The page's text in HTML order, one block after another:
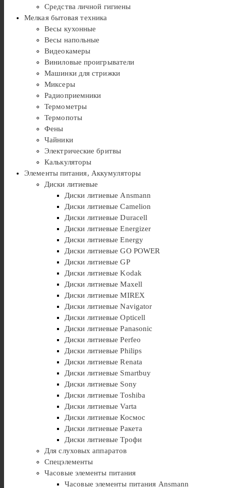
Средства личной гигиены
Мелкая бытовая техника
Весы кухонные
Весы напольные
Видеокамеры
Виниловые проигрыватели
Машинки для стрижки
Миксеры
Радиоприемники
Термометры
Термопоты
Фены
Чайники
Электрические бритвы
Калькуляторы
Элементы питания, Аккумуляторы
Диски литиевые
Диски литиевые Ansmann
Диски литиевые Camelion
Диски литиевые Duracell
Диски литиевые Energizer
Диски литиевые Energy
Диски литиевые GO POWER
Диски литиевые GP
Диски литиевые Kodak
Диски литиевые Maxell
Диски литиевые MIREX
Диски литиевые Navigator
Диски литиевые Opticell
Диски литиевые Panasonic
Диски литиевые Perfeo
Диски литиевые Philips
Диски литиевые Renata
Диски литиевые Smartbuy
Диски литиевые Sony
Диски литиевые Toshiba
Диски литиевые Varta
Диски литиевые Космос
Диски литиевые Ракета
Диски литиевые Трофи
Для слуховых аппаратов
Спецэлементы
Часовые элементы питания
Часовые элементы питания Ansmann